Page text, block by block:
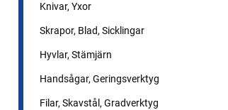
Knivar, Yxor
Skrapor, Blad, Sicklingar
Hyvlar, Stämjärn
Handsågar, Geringsverktyg
Filar, Skavstål, Gradverktyg